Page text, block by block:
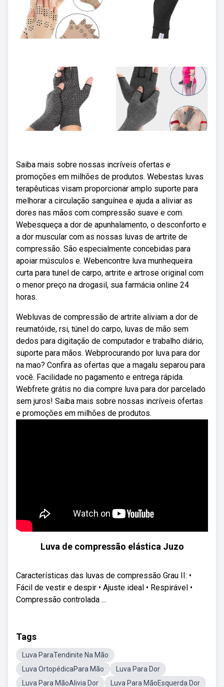
Saiba mais sobre nossas incríveis ofertas e
promoções em milhões de produtos. Webestas luvas
terapêuticas visam proporcionar amplo suporte para
melhorar a circulação sanguínea e ajuda a aliviar as
dores nas mãos com compressão suave e com.
Webesqueça a dor de apunhalamento, o desconforto e
a dor muscular com as nossas luvas de artrite de
compressão. São especialmente concebidas para
apoiar músculos e. Webencontre luva munhequeira
curta para tunel de carpo, artrite e artrose original com
o menor preço na drogasil, sua farmácia online 24
horas.
Webluvas de compressão de artrite aliviam a dor de
reumatóide, rsi, túnel do carpo, luvas de mão sem
dedos para digitação de computador e trabalho diário,
suporte para mãos. Webprocurando por luva para dor
na mao? Confira as ofertas que a magalu separou para
você. Facilidade no pagamento e entrega rápida.
Webfrete grátis no dia compre luva para dor parcelado
sem juros! Saiba mais sobre nossas incríveis ofertas
e promoções em milhões de produtos.
Luva de compressão elástica Juzo
Características das luvas de compressão Grau II: •
Fácil de vestir e despir • Ajuste ideal • Respirável •
Compressão controlada ...
Tags
Luva ParaTendinite Na Mão
Luva OrtopédicaPara Mão
Luva Para Dor
Luva Para MãoAlivia Dor
Luva Para MãoEsquerda Dor